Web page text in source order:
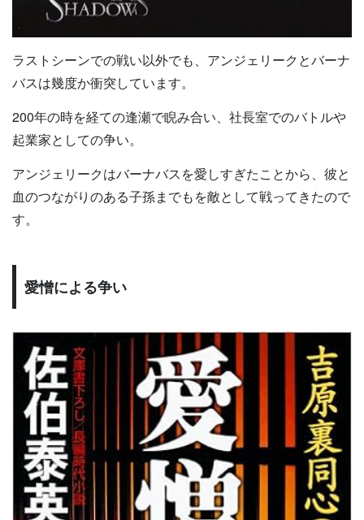
ラストシーンでの戦い以外でも、アンジェリークとバーナ
バスは幾度か衝突しています。
200年の時を経ての逢瀬で睨み合い、社長室でのバトルや
起業家としての争い。
アンジェリークはバーナバスを愛しすぎたことから、彼と
血のつながりのある子孫までもを敵として戦ってきたので
す。
愛憎による争い